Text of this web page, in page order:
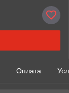
Оплата